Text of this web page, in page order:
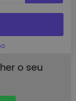
o seu